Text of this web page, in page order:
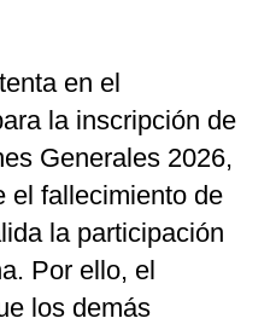
en el
la inscripción de
Generales 2026,
el fallecimiento de
la participación
Por ello, el
los demás